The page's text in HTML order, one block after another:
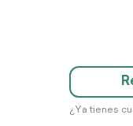
¿Ya tienes